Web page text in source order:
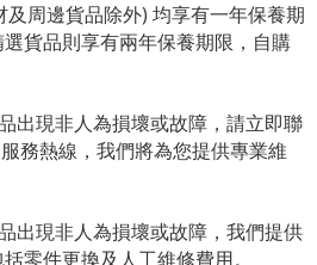
周邊貨品除外) 均享有一年保養期
貨品則享有兩年保養期限，自購
出現非人為損壞或故障，請立即聯
務熱線，我們將為您提供專業維
出現非人為損壞或故障，我們提供
零件更換及人工維修費用。